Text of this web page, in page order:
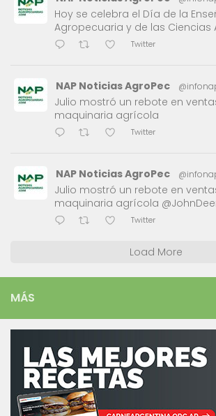
Hoy se celebra el Día de la
Agropecuaria y de las Ciencias
Twitter
NAP Noticias AgroPec
Julio mostró un rebote en
maquinaria agrícola
Twitter
NAP Noticias AgroPec
Julio mostró un rebote en
maquinaria agrícola
Twitter
Load More
MÁS